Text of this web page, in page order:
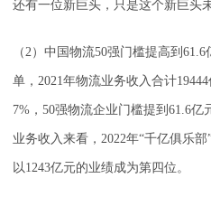
还有一位新巨头，只是这个新巨头
（2）中国物流50强门槛提高到
单，2021年物流业务收入合计
7%，50强物流企业门槛提到61.6
业务收入来看，2022年“千亿俱乐
以1243亿元的业绩成为第四位。